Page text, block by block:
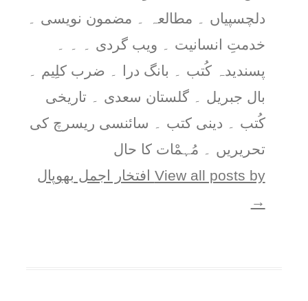
دلچسپیاں ۔ مطالعہ ۔ مضمون نویسی ۔
خدمتِ انسانیت ۔ ویب گردی ۔ ۔ ۔
پسندیدہ کُتب ۔ بانگ درا ۔ ضرب کلِیم ۔
بال جبریل ۔ گلستان سعدی ۔ تاریخی
کُتب ۔ دینی کتب ۔ سائنسی ریسرچ کی
تحریریں ۔ مُہمْات کا حال
View all posts by افتخار اجمل بھوپال
→